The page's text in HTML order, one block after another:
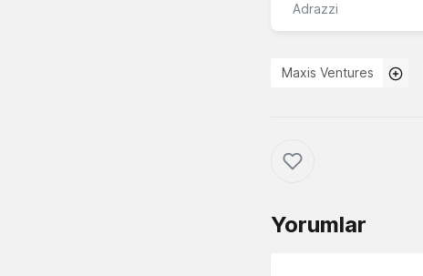
Adrazzi
Maxis Ventures
Yorumlar